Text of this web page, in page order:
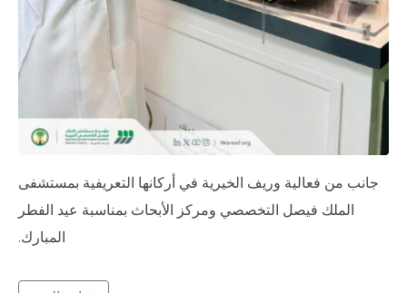
جانب من فعالية وريف الخيرية في أركانها التعريفية بمستشفى
الملك فيصل التخصصي ومركز الأبحاث بمناسبة عيد الفطر
المبارك.